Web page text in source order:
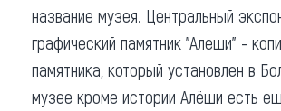
название музея. Центральный
графический памятник "Алеши" -
памятника, который установлен в
музее кроме истории Алёши есть